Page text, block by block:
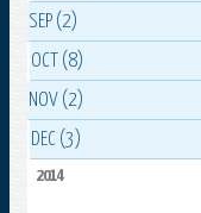
SEP (2)
OCT (8)
NOV (2)
DEC (3)
2014